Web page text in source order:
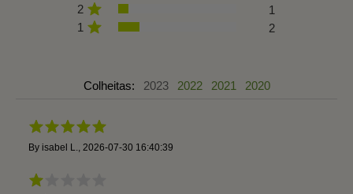
2
1
1
2
Colheitas: 2023 2022 2021 2020
By isabel L. 2026-07-30 16:40:39